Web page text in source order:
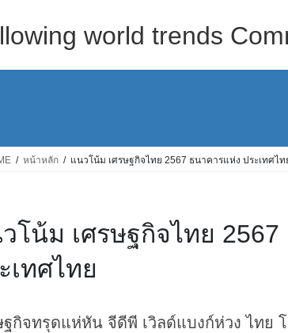
world trends
หน้าหลัก แนวโน้ม เศรษฐกิจไทย 2567 ธนาคารแห่ง ประเทศไท
โน้ม เศรษฐกิจไทย
เทศไทย
ฐกิจทรุดแห่หัน จีดีพี เวิลด์แบงก์ห่วง ไทย